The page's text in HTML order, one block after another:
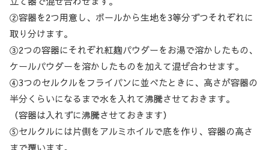
②容器を2つ用意し、ボールから生地を3等分ずつそれぞれに
取り分けます。
③2つの容器にそれぞれ紅麹パウダーをお湯で溶かしたもの、
ケールパウダーを溶かしたものを加えて混ぜ合わせます。
④3つのセルクルをフライパンに並べたときに、高さが容器の
半分くらいになるまで水を入れて沸騰させておきます。
（容器は入れずに沸騰させておきます）
⑤セルクルには片側をアルミホイルで底を作り、容器の高さ
まで覆います。